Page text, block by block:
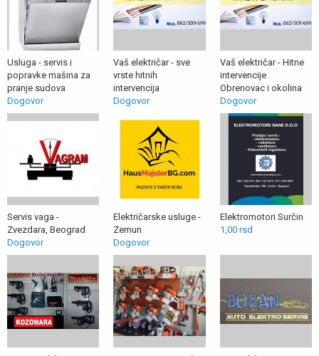
Usluga - servis i
popravke mašina za
pranje sudova
Dogovor
Vaš električar - sve
vrste hitnih
intervencija
Dogovor
Vaš električar - Hitne
intervencije
Obrenovac i okolina
Dogovor
Servis vaga -
Zvezdara, Beograd
Dogovor
Električarske usluge -
Zemun
Dogovor
Elektromotori Surčin
1,00 rsd